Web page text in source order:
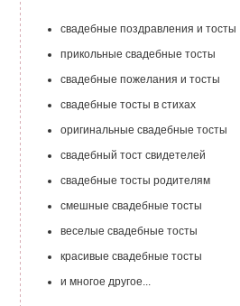
свадебные поздравления и тосты
прикольные свадебные тосты
свадебные пожелания и тосты
свадебные тосты в стихах
оригинальные свадебные тосты
свадебный тост свидетелей
свадебные тосты родителям
смешные свадебные тосты
веселые свадебные тосты
красивые свадебные тосты
и многое другое...